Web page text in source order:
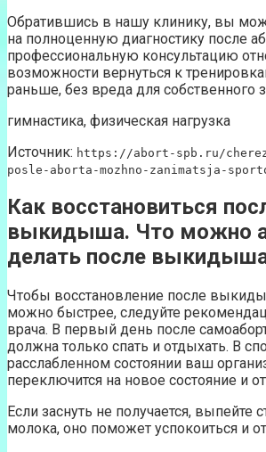
Обратившись в нашу клинику, вы
на полноценную диагностику после
профессиональную консультацию
возможности вернуться к
раньше, без вреда для собственного
гимнастика, физическая нагрузка
Источник: https://abort-spb.ru/
posle-aborta-mozhno-zanimatsja-
Как восстановиться
выкидыша. Что можно а
делать после
Чтобы восстановление после
можно быстрее, следуйте
врача. В первый день после
должна только спать и отдыхать. В
расслабленном состоянии ваш
переключится на новое состояние и
Если заснуть не получается, выпейте
молока, оно поможет успокоиться и